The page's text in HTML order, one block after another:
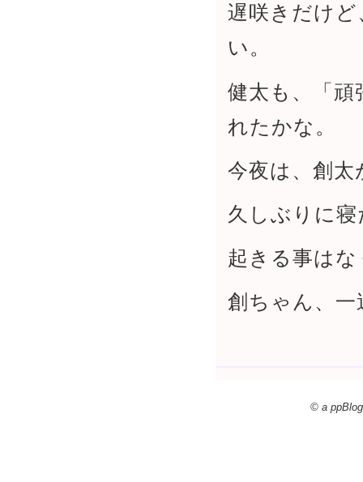
遅咲きだけ
い。
健太も、「
れたかな。
今夜は、創太
久しぶりに
起きる事は
創ちゃん、
© a